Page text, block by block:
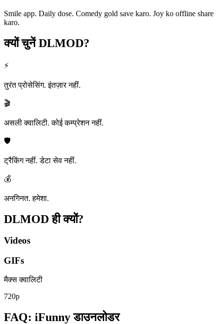
Smile app. Daily dose. Comedy gold save karo. Joy ko offline share
karo.
क्यों चुनें DLMOD?
⚡
तुरंत प्रोसेसिंग. इंतज़ार नहीं.
🎬
असली क्वालिटी. कोई कम्प्रेशन नहीं.
🛡️
ट्रैकिंग नहीं. डेटा सेव नहीं.
💰
अनगिनत. हमेशा.
DLMOD ही क्यों?
Videos
GIFs
मैक्स क्वालिटी
720p
FAQ: iFunny डाउनलोडर